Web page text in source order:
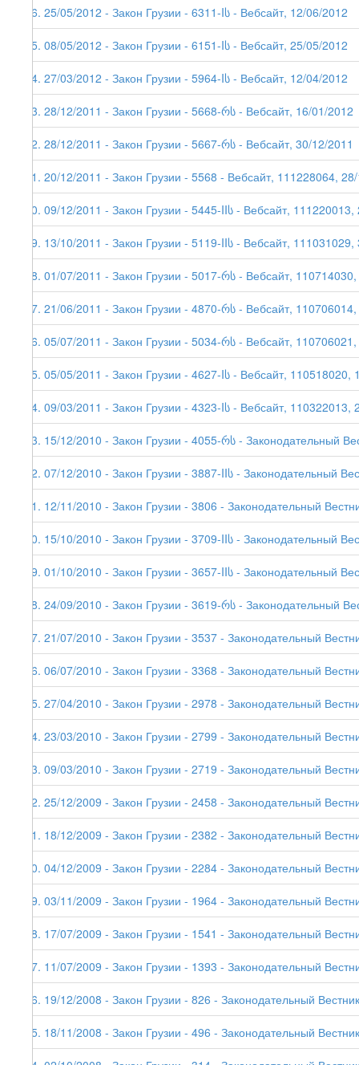
66. 25/05/2012 - Закон Грузии - 6311-Iს - Вебсайт, 12/06/2012
65. 08/05/2012 - Закон Грузии - 6151-Iს - Вебсайт, 25/05/2012
64. 27/03/2012 - Закон Грузии - 5964-Iს - Вебсайт, 12/04/2012
63. 28/12/2011 - Закон Грузии - 5668-რს - Вебсайт, 16/01/2012
62. 28/12/2011 - Закон Грузии - 5667-რს - Вебсайт, 30/12/2011
61. 20/12/2011 - Закон Грузии - 5568 - Вебсайт, 111228064,
60. 09/12/2011 - Закон Грузии - 5445-IIს - Вебсайт,
59. 13/10/2011 - Закон Грузии - 5119-IIს - Вебсайт,
58. 01/07/2011 - Закон Грузии - 5017-რს - Вебсайт,
57. 21/06/2011 - Закон Грузии - 4870-რს - Вебсайт,
56. 05/07/2011 - Закон Грузии - 5034-რს - Вебсайт,
55. 05/05/2011 - Закон Грузии - 4627-Iს - Вебсайт, 110518020,
54. 09/03/2011 - Закон Грузии - 4323-Iს - Вебсайт, 110322013,
53. 15/12/2010 - Закон Грузии - 4055-რს - Законодательный
52. 07/12/2010 - Закон Грузии - 3887-IIს - Законодательный
51. 12/11/2010 - Закон Грузии - 3806 - Законодательный
50. 15/10/2010 - Закон Грузии - 3709-IIს - Законодательный
49. 01/10/2010 - Закон Грузии - 3657-IIს - Законодательный
48. 24/09/2010 - Закон Грузии - 3619-რს - Законодательный
47. 21/07/2010 - Закон Грузии - 3537 - Законодательный
46. 06/07/2010 - Закон Грузии - 3368 - Законодательный
45. 27/04/2010 - Закон Грузии - 2978 - Законодательный
44. 23/03/2010 - Закон Грузии - 2799 - Законодательный
43. 09/03/2010 - Закон Грузии - 2719 - Законодательный
42. 25/12/2009 - Закон Грузии - 2458 - Законодательный
41. 18/12/2009 - Закон Грузии - 2382 - Законодательный
40. 04/12/2009 - Закон Грузии - 2284 - Законодательный
39. 03/11/2009 - Закон Грузии - 1964 - Законодательный
38. 17/07/2009 - Закон Грузии - 1541 - Законодательный
37. 11/07/2009 - Закон Грузии - 1393 - Законодательный
36. 19/12/2008 - Закон Грузии - 826 - Законодательный
35. 18/11/2008 - Закон Грузии - 496 - Законодательный